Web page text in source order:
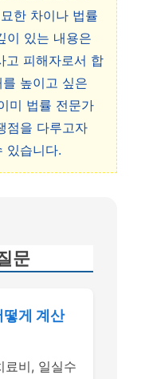
한 차이나 법률
이 있는 내용은
고 피해자로서 합
높이고 싶은
미 법률 전문가
점을 다루고자
있습니다.
문
떻게 계산
료비, 일실수